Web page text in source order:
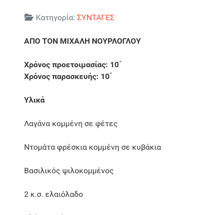
Λεπτομέρειες
Κατηγορία: ΣΥΝΤΑΓΕΣ
ΑΠΟ ΤΟΝ ΜΙΧΑΛΗ ΝΟΥΡΛΟΓΛΟΥ
Χρόνος προετοιμασίας: 10΄
Χρόνος παρασκευής: 10΄
Υλικά
Λαγάνα κομμένη σε φέτες
Ντομάτα φρέσκια κομμένη σε κυβάκια
Βασιλικός ψιλοκομμένος
2 κ.σ. ελαιόλαδο